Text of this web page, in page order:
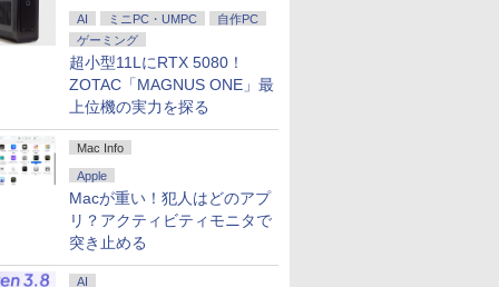
AI ミニPC・UMPC
自作PC
ゲーミング
超小型11LにRTX 5080！
ZOTAC「MAGNUS ONE」最
上位機の実力を探る
Mac Info
Apple
Macが重い！犯人はどのアプ
リ？アクティビティモニタで
突き止める
AI